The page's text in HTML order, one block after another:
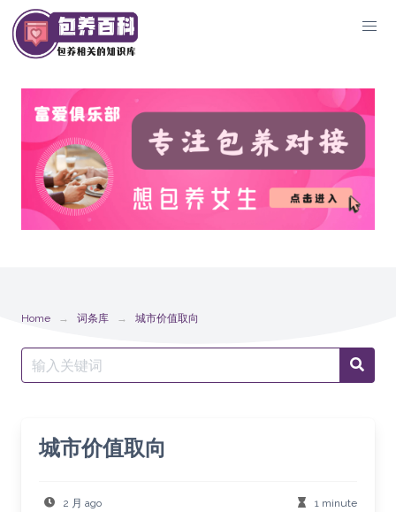
Skip
to
content
Home 词条库 城市价值取向
Search
for:
城市价值取向
2 月 ago 1 minute